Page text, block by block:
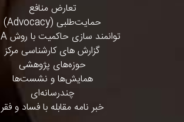
تعارض منافع
حمایت‌طلبی (Advocacy)
توانمند سازی حاکمیت با روش PDIA
گزارش های کارشناسی مرکز
حوزه‌های پژوهشی
همایش‌ها و نشست‌ها
چندرسانه‌ای
خبر نامه مقابله با فساد و فقر